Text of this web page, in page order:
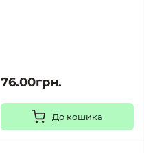
76.00грн.
До кошика